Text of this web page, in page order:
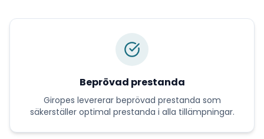
Beprövad prestanda
Giropes levererar beprövad prestanda som
säkerställer optimal prestanda i alla tillämpningar.